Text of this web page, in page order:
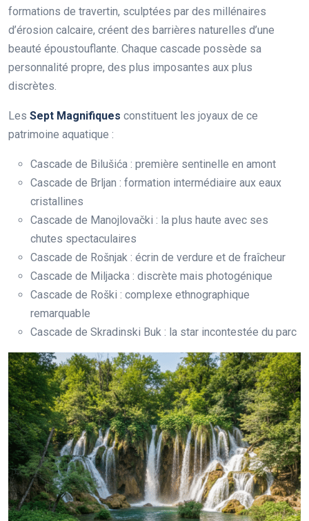
formations de travertin, sculptées par des millénaires
d’érosion calcaire, créent des barrières naturelles d’une
beauté époustouflante. Chaque cascade possède sa
personnalité propre, des plus imposantes aux plus
discrètes.
Les Sept Magnifiques constituent les joyaux de ce
patrimoine aquatique :
Cascade de Bilušića : première sentinelle en amont
Cascade de Brljan : formation intermédiaire aux eaux
cristallines
Cascade de Manojlovački : la plus haute avec ses
chutes spectaculaires
Cascade de Rošnjak : écrin de verdure et de fraîcheur
Cascade de Miljacka : discrète mais photogénique
Cascade de Roški : complexe ethnographique
remarquable
Cascade de Skradinski Buk : la star incontestée du parc